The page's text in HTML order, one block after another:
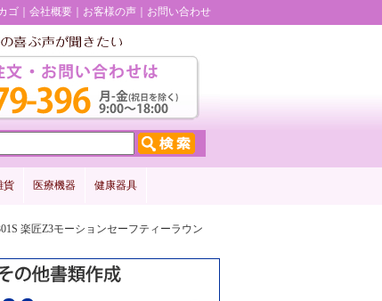
ゴ 会社概要 お客様の声 お問い合わせ
貨 医療機器 健康器具
楽匠Z3モーションセーフティーラウン